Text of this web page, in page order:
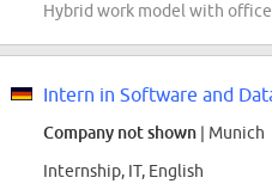
Hybrid work model with office
Intern in Software and
Company not shown | Munich
Internship, IT, English